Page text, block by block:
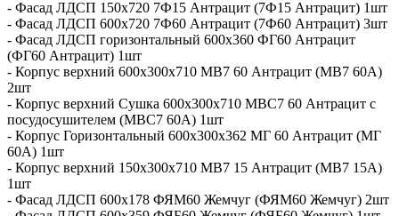
- Фасад ЛДСП 150х720 7Ф15 Антрацит (7Ф15 Антрацит) 1шт
- Фасад ЛДСП 600х720 7Ф60 Антрацит (7Ф60 Антрацит) 3шт
- Фасад ЛДСП горизонтальный 600х360 ФГ60 Антрацит
(ФГ60 Антрацит) 1шт
- Корпус верхний 600х300х710 МВ7 60 Антрацит (МВ7 60А)
2шт
- Корпус верхний Сушка 600х300х710 МВС7 60 Антрацит с
посудосушителем (МВС7 60А) 1шт
- Корпус Горизонтальный 600х300х362 МГ 60 Антрацит (МГ
60А) 1шт
- Корпус верхний 150х300х710 МВ7 15 Антрацит (МВ7 15А)
1шт
- Фасад ЛДСП 600x178 ФЯМ60 Жемчуг (ФЯМ60 Жемчуг) 2шт